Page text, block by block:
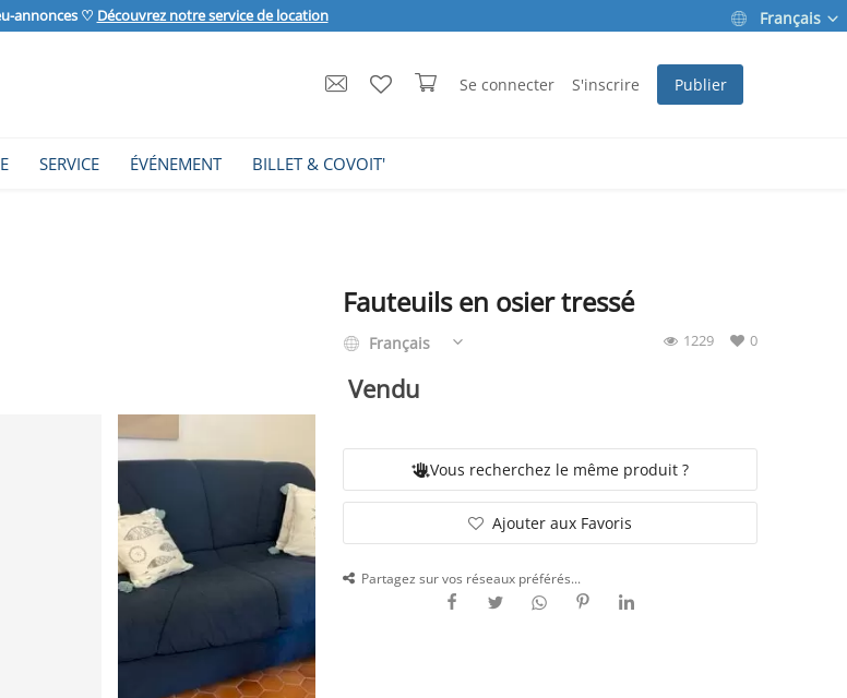
annonces ♡ Découvrez notre service de location Français
Se connecter S'inscrire Publier
SERVICE ÉVÉNEMENT BILLET & COVOIT'
Fauteuils en osier tressé
0
1229
Français
Vendu
Vous recherchez le même produit ?
Ajouter aux Favoris
Partagez sur vos réseaux préférés...